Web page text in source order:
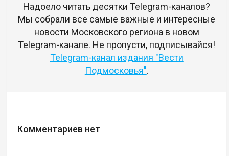
Надоело читать десятки Telegram-каналов?
Мы собрали все самые важные и интересные
новости Московского региона в новом
Telegram-канале. Не пропусти, подписывайся!
Telegram-канал издания "Вести
Подмосковья".
Комментариев нет